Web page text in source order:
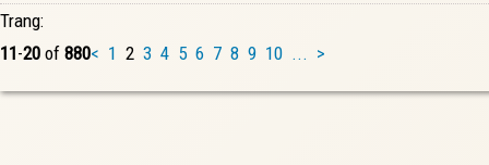
Trang:
11-20 of 880< 1 2 3 4 5 6 7 8 9 10 ... >